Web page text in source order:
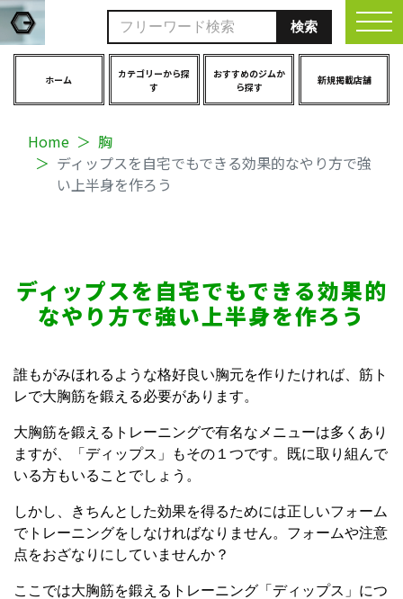
ホーム
カテゴリーから探
す
おすすめのジムか
ら探す
新規掲載店舗
Home
胸
ディップスを自宅でもできる効果的なやり方で強
い上半身を作ろう
ディップスを自宅でもできる効果的
なやり方で強い上半身を作ろう
誰もがみほれるような格好良い胸元を作りたければ、筋ト
レで大胸筋を鍛える必要があります。
大胸筋を鍛えるトレーニングで有名なメニューは多くあり
ますが、「ディップス」もその１つです。既に取り組んで
いる方もいることでしょう。
しかし、きちんとした効果を得るためには正しいフォーム
でトレーニングをしなければなりません。フォームや注意
点をおざなりにしていませんか？
ここでは大胸筋を鍛えるトレーニング「ディップス」につ